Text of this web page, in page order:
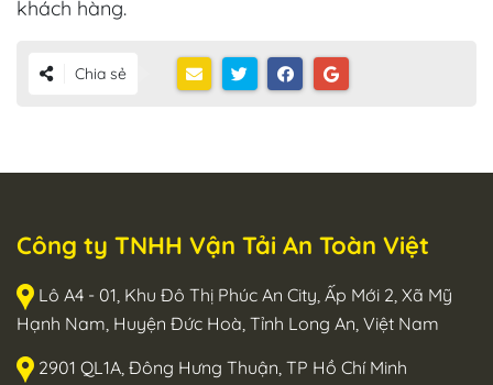
khách hàng.
Chia sẻ
Công ty TNHH Vận Tải An Toàn Việt
Lô A4 - 01, Khu Đô Thị Phúc An City, Ấp Mới 2, Xã Mỹ
Hạnh Nam, Huyện Đức Hoà, Tỉnh Long An, Việt Nam
2901 QL1A, Đông Hưng Thuận, TP Hồ Chí Minh